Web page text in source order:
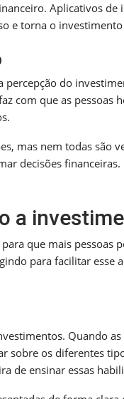
Aplicativos
e torna o
do
com que as
mas nem todas são
decisões
a
que mais pessoas
para facilitar esse
Quando
sobre os diferentes
de ensinar essas